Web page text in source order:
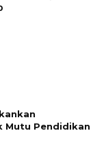
Mutu Pendidikan